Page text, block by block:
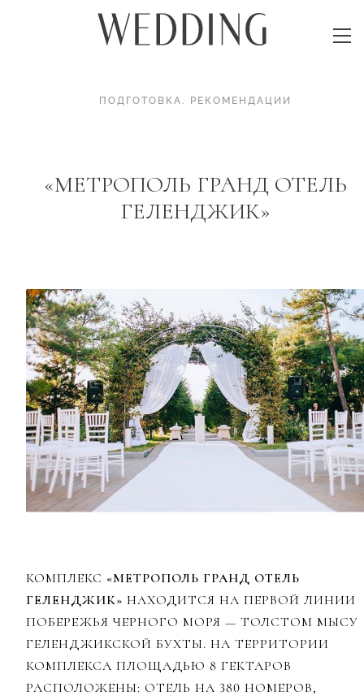
ПОДГОТОВКА. РЕКОМЕНДАЦИИ
«МЕТРОПОЛЬ ГРАНД ОТЕЛЬ
ГЕЛЕНДЖИК»
КОМПЛЕКС «МЕТРОПОЛЬ ГРАНД ОТЕЛЬ
ГЕЛЕНДЖИК» НАХОДИТСЯ НА ПЕРВОЙ ЛИНИИ
ПОБЕРЕЖЬЯ ЧЕРНОГО МОРЯ — ТОЛСТОМ МЫСУ
ГЕЛЕНДЖИКСКОЙ БУХТЫ. НА ТЕРРИТОРИИ
КОМПЛЕКСА ПЛОЩАДЬЮ 8 ГЕКТАРОВ
РАСПОЛОЖЕНЫ: ОТЕЛЬ НА 380 НОМЕРОВ,